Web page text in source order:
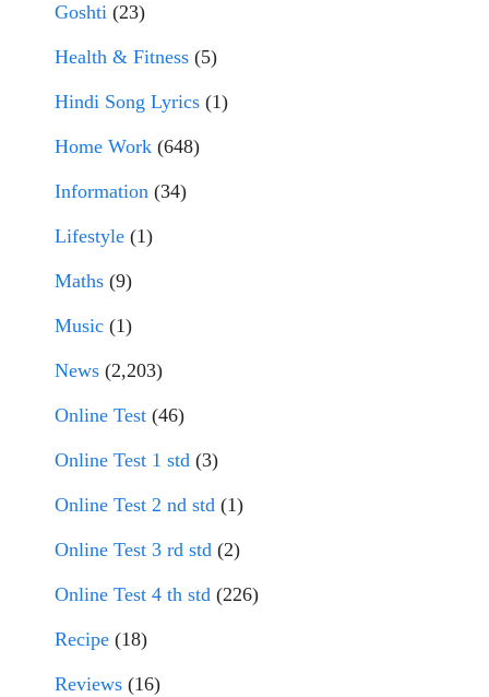
Goshti (23)
Health & Fitness (5)
Hindi Song Lyrics (1)
Home Work (648)
Information (34)
Lifestyle (1)
Maths (9)
Music (1)
News (2,203)
Online Test (46)
Online Test 1 std (3)
Online Test 2 nd std (1)
Online Test 3 rd std (2)
Online Test 4 th std (226)
Recipe (18)
Reviews (16)